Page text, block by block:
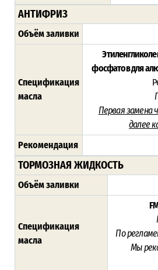
АНТИФРИЗ
Объём заливки
Спецификация
масла
фосфатов для
Первая замена
далее
Рекомендация
ТОРМОЗНАЯ ЖИДКОСТЬ
Объём заливки
Спецификация
масла
По
Мы